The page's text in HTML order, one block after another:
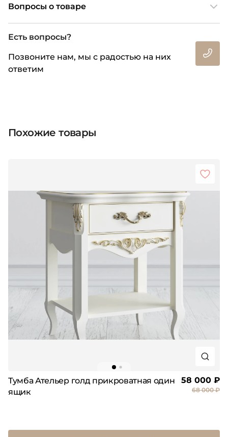
Вопросы о товаре
Есть вопросы?
Позвоните нам, мы с радостью на них
ответим
Похожие товары
Тумба Ательер голд прикроватная один
ящик
58 000 ₽
68 000 ₽